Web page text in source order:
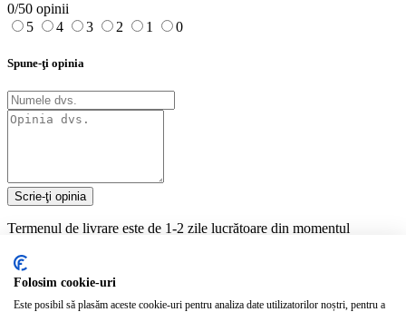
0/50 opinii
5
4 3 2 1 0
Spune-ţi opinia
Scrie-ţi opinia
Termenul de livrare este de 1-2 zile lucrătoare din momentul
Intri în posesia produselor cumpărate pe site-ul
curier rapid.
Folosim cookie-uri
Este posibil să plasăm aceste cookie-uri pentru analiza date utilizatorilor noștri, pentru a